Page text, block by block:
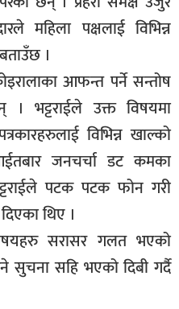
महिला पक्षलाई विभिन्न
।
आफन्त पर्ने सन्तोष
। भट्टराईले उक्त विषयमा
विभिन्न खाल्को
जनचर्चा डट कमका
पटक पटक फोन गरी
थिए ।
सरासर गलत भएको
सुचना सहि भएको दिबी गर्दै